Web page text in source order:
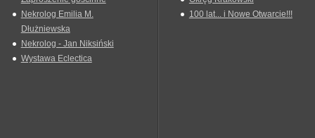
Nekrolog Emilia M.
Dłużniewska
Nekrolog - Jan Niksiński
Wystawa Eclectica
100 lat... i Nowe Otwarcie!!!